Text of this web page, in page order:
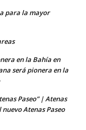
para la mayor
en la Bahía en
será pionera en la
Paseo” | Atenas
Atenas Paseo